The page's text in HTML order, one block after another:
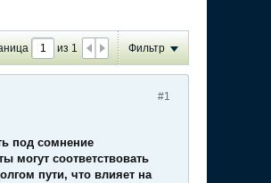
из 1 Фильтр
#1
под сомнение
могут соответствовать
пути, что влияет на